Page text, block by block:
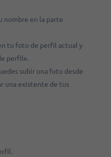
nombre en la parte
tu foto de perfil actual y
perfil».
subir una foto desde
una existente de tus